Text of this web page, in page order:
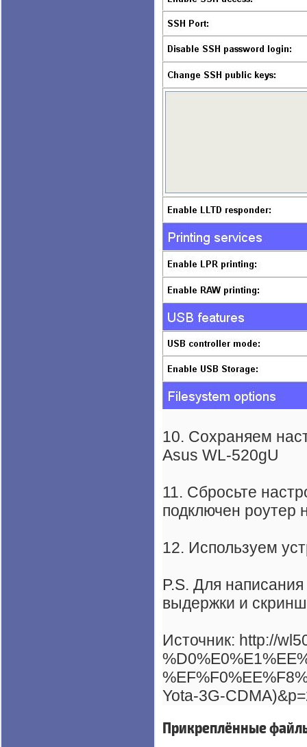
10. Сохраняем
Asus WL-520gU
11. Сбросьте
подключен роутер
12. Используем
P.S. Для
выдержки и
Источник: http://
Yota-3G-
Прикреплённые